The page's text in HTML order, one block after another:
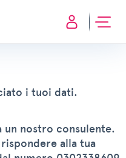
i tuoi dati.
un nostro consulente.
alla tua